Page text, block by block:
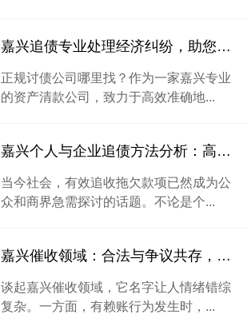
嘉兴追债专业处理经济纠纷，助您快速取回欠款
正规讨债公司哪里找？作为一家嘉兴专业
的资产清款公司，致力于高效准确地...
嘉兴个人与企业追债方法分析：高效追讨欠款的策略与解决方案
当今社会，有效追收拖欠款项已然成为公
众和商界急需探讨的话题。不论是个...
嘉兴催收领域：合法与争议共存，嘉兴讨债公司的多面性探讨
谈起嘉兴催收领域，它名字让人情绪错综
复杂。一方面，有赖账行为发生时，...